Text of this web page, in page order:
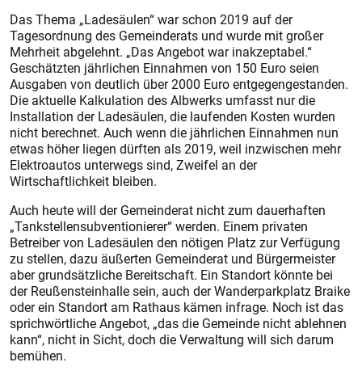
Das Thema „Ladesäulen“ war schon 2019 auf der
Tagesordnung des Gemeinderats und wurde mit großer
Mehrheit abgelehnt. „Das Angebot war inakzeptabel.“
Geschätzten jährlichen Einnahmen von 150 Euro seien
Ausgaben von deutlich über 2000 Euro entgegengestanden.
Die aktuelle Kalkulation des Albwerks umfasst nur die
Installation der Ladesäulen, die laufenden Kosten wurden
nicht berechnet. Auch wenn die jährlichen Einnahmen nun
etwas höher liegen dürften als 2019, weil inzwischen mehr
Elektroautos unterwegs sind, Zweifel an der
Wirtschaftlichkeit bleiben.
Auch heute will der Gemeinderat nicht zum dauerhaften
„Tankstellensubventionierer“ werden. Einem privaten
Betreiber von Ladesäulen den nötigen Platz zur Verfügung
zu stellen, dazu äußerten Gemeinderat und Bürgermeister
aber grundsätzliche Bereitschaft. Ein Standort könnte bei
der Reußensteinhalle sein, auch der Wanderparkplatz Braike
oder ein Standort am Rathaus kämen infrage. Noch ist das
sprichwörtliche Angebot, „das die Gemeinde nicht ablehnen
kann“, nicht in Sicht, doch die Verwaltung will sich darum
bemühen.